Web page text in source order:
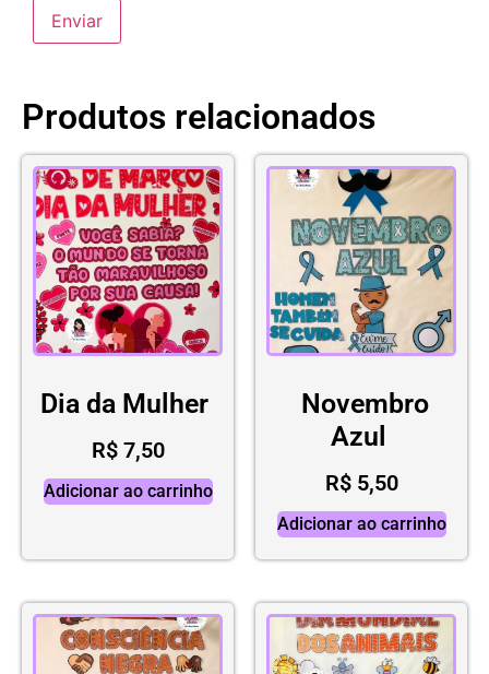
Produtos relacionados
Dia da Mulher
R$7,50
Adicionar ao carrinho
Novembro
Azul
R$5,50
Adicionar ao carrinho